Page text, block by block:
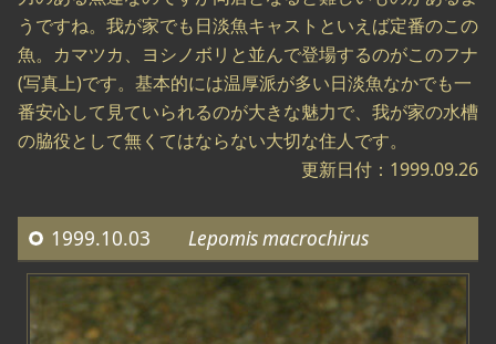
うですね。我が家でも日淡魚キャストといえば定番のこの
魚。カマツカ、ヨシノボリと並んで登場するのがこのフナ
(写真上)です。基本的には温厚派が多い日淡魚なかでも一
番安心して見ていられるのが大きな魅力で、我が家の水槽
の脇役として無くてはならない大切な住人です。
更新日付：1999.09.26
1999.10.03 Lepomis macrochirus